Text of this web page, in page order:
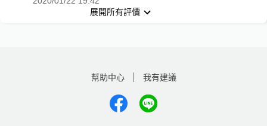
展開所有評價
幫助中心 我有建議